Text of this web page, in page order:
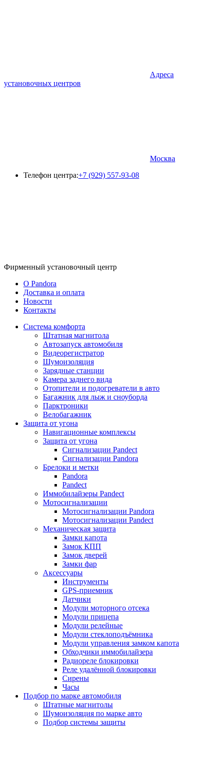
Адреса
установочных центров
Москва
Телефон центра:+7 (929) 557-93-08
Фирменный установочный центр
O Pandora
Доставка и оплата
Новости
Контакты
Система комфорта
Штатная магнитола
Автозапуск автомобиля
Видеорегистратор
Шумоизоляция
Зарядные станции
Камера заднего вида
Отопители и подогреватели в авто
Багажник для лыж и сноуборда
Парктроники
Велобагажник
Защита от угона
Навигационные комплексы
Защита от угона
Сигнализации Pandect
Сигнализации Pandora
Брелоки и метки
Pandora
Pandect
Иммобилайзеры Pandect
Мотосигнализации
Мотосигнализации Pandora
Мотосигнализации Pandect
Механическая защита
Замки капота
Замок КПП
Замок дверей
Замки фар
Аксессуары
Инструменты
GPS-приемник
Датчики
Модули моторного отсека
Модули прицепа
Модули релейные
Модули стеклоподъёмника
Модули управления замком капота
Обходчики иммобилайзера
Радиореле блокировки
Реле удалённой блокировки
Сирены
Часы
Подбор по марке автомобиля
Штатные магнитолы
Шумоизоляция по марке авто
Подбор системы защиты